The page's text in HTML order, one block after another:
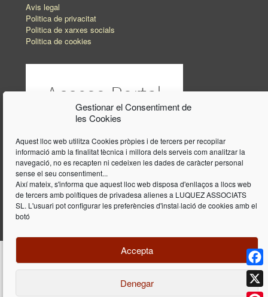
Gestionar el Consentiment de
les Cookies
Aquest lloc web utilitza Cookies pròpies i de tercers per recopilar
informació amb la finalitat tècnica i millora dels serveis com analitzar la
navegació, no es recapten ni cedeixen les dades de caràcter personal
sense el seu consentiment...
Així mateix, s'informa que aquest lloc web disposa d'enllaços a llocs web
de tercers amb polítiques de privadesa alienes a LUQUEZ ASSOCIATS
SL. L'usuari pot configurar les preferències d'instal·lació de cookies amb el
botó
Accepta
Denegar
Avis legal
Politica de privacitat
Politica de xarxes socials
Politica de cookies
Disseny i programació web perDieres.com
| Lúquez Associats SL | ©
2026 All Rights Reserved |Avís legal